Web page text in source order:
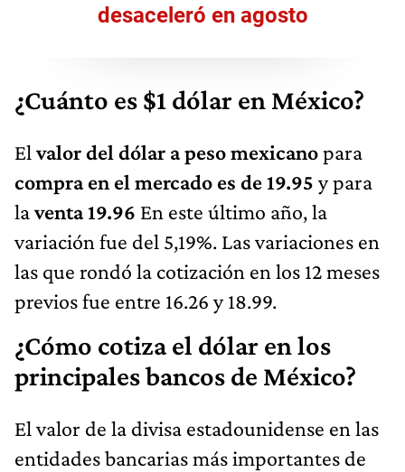
desaceleró en agosto
¿Cuánto es $1 dólar en México?
Elvalor del dólar a peso mexicanopara
compra en el mercado es de 19.95 y para
laventa 19.96 En este último año, la
variación fue del 5,19%. Las variaciones en
las que rondó la cotización en los 12 meses
previos fue entre 16.26 y 18.99.
¿Cómo cotiza el dólar en los
principales bancos de México?
El valor de la divisa estadounidense en las
entidades bancarias más importantes de